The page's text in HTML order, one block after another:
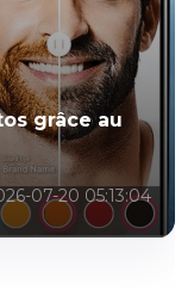
grâce au
07-20 05:13:04